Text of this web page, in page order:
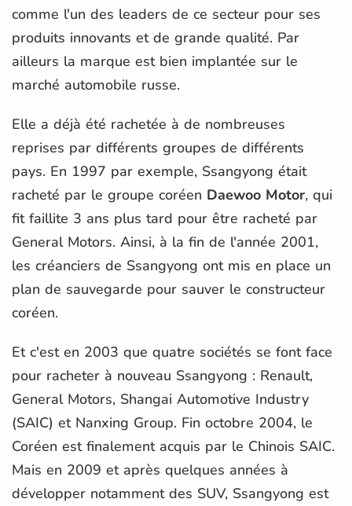
comme l'un des leaders de ce secteur pour ses
produits innovants et de grande qualité. Par
ailleurs la marque est bien implantée sur le
marché automobile russe.
Elle a déjà été rachetée à de nombreuses
reprises par différents groupes de différents
pays. En 1997 par exemple, Ssangyong était
racheté par le groupe coréen Daewoo Motor, qui
fit faillite 3 ans plus tard pour être racheté par
General Motors. Ainsi, à la fin de l'année 2001,
les créanciers de Ssangyong ont mis en place un
plan de sauvegarde pour sauver le constructeur
coréen.
Et c'est en 2003 que quatre sociétés se font face
pour racheter à nouveau Ssangyong : Renault,
General Motors, Shangai Automotive Industry
(SAIC) et Nanxing Group. Fin octobre 2004, le
Coréen est finalement acquis par le Chinois SAIC.
Mais en 2009 et après quelques années à
développer notamment des SUV, Ssangyong est